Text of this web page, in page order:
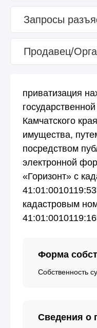
Запросы
Продавец/
приватизация
Камчатского
имущества,
посредством
электронной
«Горизонт» с
кадастровым
Форма
Собственность
Сведения о